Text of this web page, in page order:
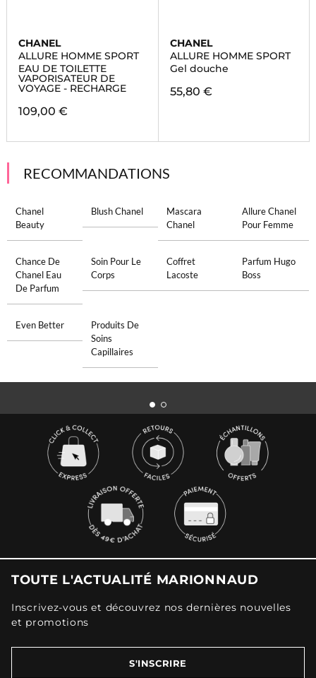
CHANEL
ALLURE HOMME SPORT
EAU DE TOILETTE
VAPORISATEUR DE
VOYAGE - RECHARGE
109,00 €
CHANEL
ALLURE HOMME SPORT
Gel douche
55,80 €
RECOMMANDATIONS
Chanel
Beauty
Blush Chanel
Mascara
Chanel
Allure Chanel
Pour Femme
Chance De
Chanel Eau
De Parfum
Soin Pour Le
Corps
Coffret
Lacoste
Parfum Hugo
Boss
Even Better
Produits De
Soins
Capillaires
TOUTE L'ACTUALITÉ MARIONNAUD
Inscrivez-vous et découvrez nos dernières nouvelles
et promotions
S'INSCRIRE